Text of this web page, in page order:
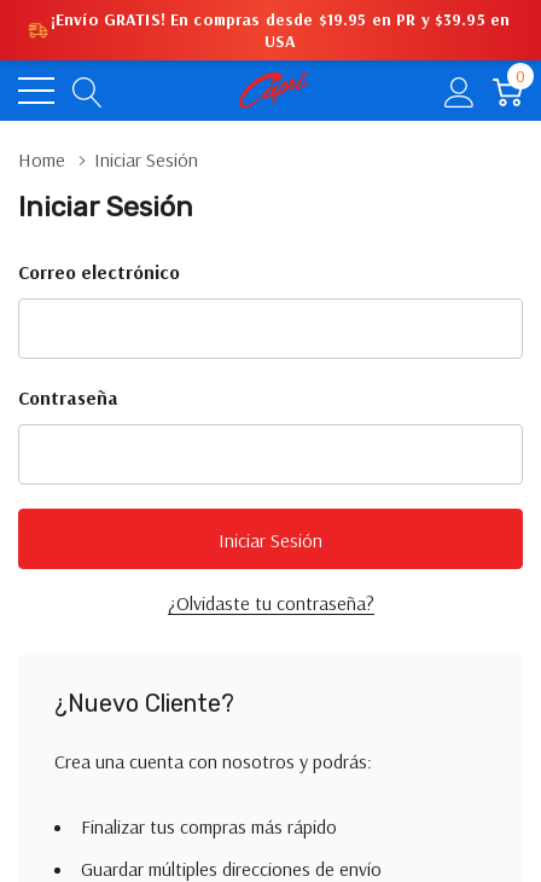
¡Envío GRATIS! En compras desde $19.95 en PR y $39.95 en
USA
0
Home Iniciar Sesión
Iniciar Sesión
Correo electrónico
Contraseña
¿Olvidaste tu contraseña?
¿Nuevo Cliente?
Crea una cuenta con nosotros y podrás:
Finalizar tus compras más rápido
Guardar múltiples direcciones de envío